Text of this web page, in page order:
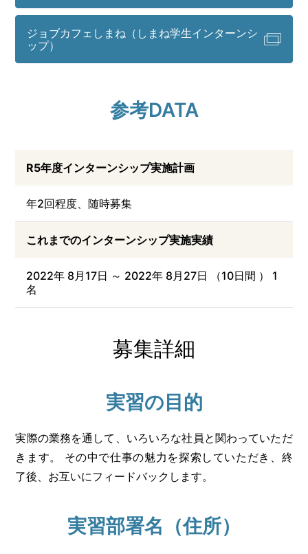
ジョブカフェしまね（しまね学生インターンシ
ップ）
参考DATA
R5年度インターンシップ実施計画
年2回程度、随時募集
これまでのインターンシップ実施実績
2022年 8月17日 ～ 2022年 8月27日 （10日間 ） 1
名
募集詳細
実習の目的
実際の業務を通して、いろいろな社員と関わっていただ
きます。 その中で仕事の魅力を探索していただき、終
了後、お互いにフィードバックします。
実習部署名（住所）